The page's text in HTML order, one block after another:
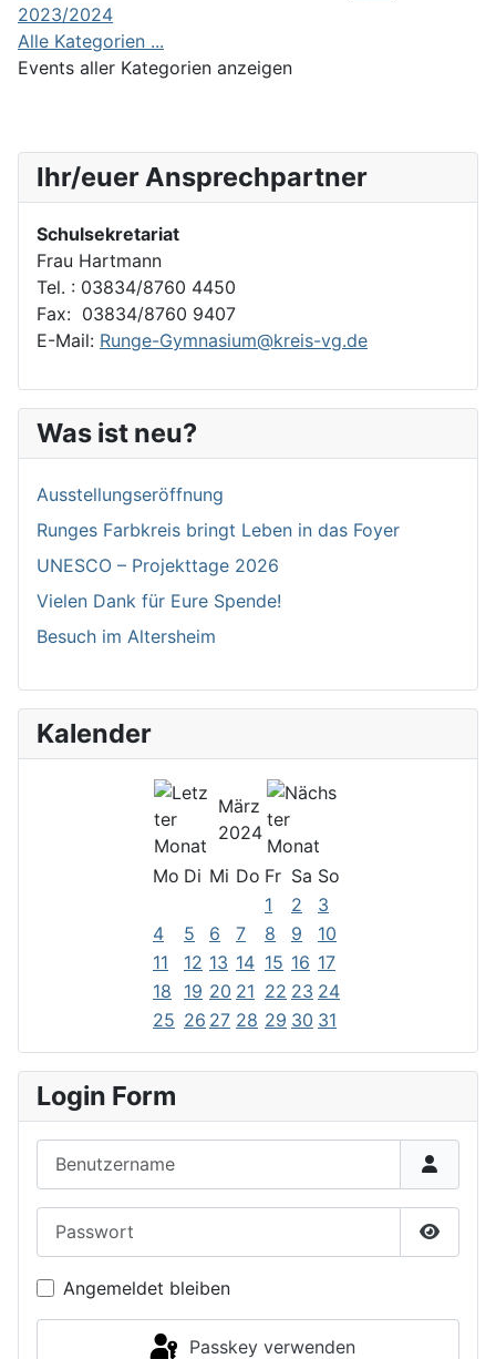
2023/2024
Alle Kategorien ...
Events aller Kategorien anzeigen
Ihr/euer Ansprechpartner
Schulsekretariat
Frau Hartmann
Tel. : 03834/8760 4450
Fax: 03834/8760 9407
E-Mail: Runge-Gymnasium@kreis-vg.de
Was ist neu?
Ausstellungseröffnung
Runges Farbkreis bringt Leben in das Foyer
UNESCO – Projekttage 2026
Vielen Dank für Eure Spende!
Besuch im Altersheim
Kalender
März
2024
Mo Di Mi Do Fr Sa So
1
2
3
4
5 6 7 8 9
10
11
12 13 14 15 16 17
18
19 20 21 22 23 24
25 26 27 28 29 30 31
Login Form
Angemeldet bleiben
Passkey verwenden